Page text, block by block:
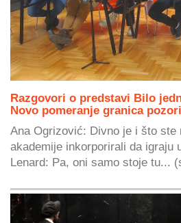
Razgovori o predstavi Bilo
Novo pomeranje granica
Ana Ogrizović: Divno je i što ste
akademije inkorporirali da igraju
Lenard: Pa, oni samo stoje tu...